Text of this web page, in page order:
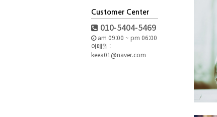
Customer Center
010-5404-5469
am 09:00 ~ pm 06:00
이메일 :
keea01@naver.com